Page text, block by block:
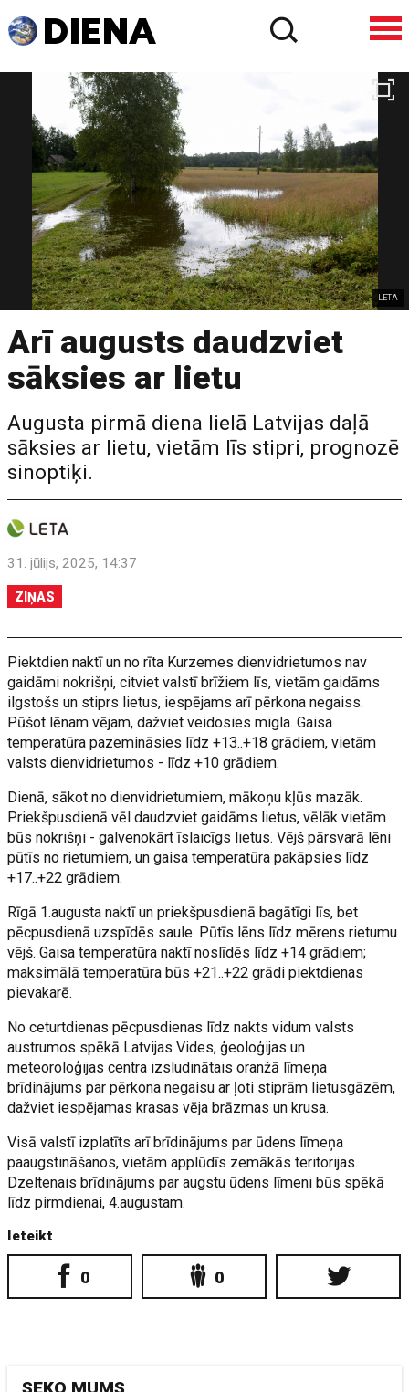
LETA
Arī augusts daudzviet
sāksies ar lietu
Augusta pirmā diena lielā Latvijas daļā
sāksies ar lietu, vietām līs stipri, prognozē
sinoptiķi.
31. jūlijs, 2025, 14:37
ZIŅAS
Piektdien naktī un no rīta Kurzemes dienvidrietumos nav
gaidāmi nokrišņi, citviet valstī brīžiem līs, vietām gaidāms
ilgstošs un stiprs lietus, iespējams arī pērkona negaiss.
Pūšot lēnam vējam, dažviet veidosies migla. Gaisa
temperatūra pazemināsies līdz +13..+18 grādiem, vietām
valsts dienvidrietumos - līdz +10 grādiem.
Dienā, sākot no dienvidrietumiem, mākoņu kļūs mazāk.
Priekšpusdienā vēl daudzviet gaidāms lietus, vēlāk vietām
būs nokrišņi - galvenokārt īslaicīgs lietus. Vējš pārsvarā lēni
pūtīs no rietumiem, un gaisa temperatūra pakāpsies līdz
+17..+22 grādiem.
Rīgā 1.augusta naktī un priekšpusdienā bagātīgi līs, bet
pēcpusdienā uzspīdēs saule. Pūtīs lēns līdz mērens rietumu
vējš. Gaisa temperatūra naktī noslīdēs līdz +14 grādiem;
maksimālā temperatūra būs +21..+22 grādi piektdienas
pievakarē.
No ceturtdienas pēcpusdienas līdz nakts vidum valsts
austrumos spēkā Latvijas Vides, ģeoloģijas un
meteoroloģijas centra izsludinātais oranžā līmeņa
brīdinājums par pērkona negaisu ar ļoti stiprām lietusgāzēm,
dažviet iespējamas krasas vēja brāzmas un krusa.
Visā valstī izplatīts arī brīdinājums par ūdens līmeņa
paaugstināšanos, vietām applūdīs zemākās teritorijas.
Dzeltenais brīdinājums par augstu ūdens līmeni būs spēkā
līdz pirmdienai, 4.augustam.
Ieteikt
0 0